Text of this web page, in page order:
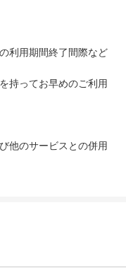
利用期間終了間際など
持ってお早めのご利用
他のサービスとの併用